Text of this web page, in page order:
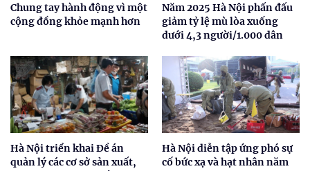
Chung tay hành động vì một
cộng đồng khỏe mạnh hơn
Năm 2025 Hà Nội phấn đấu
giảm tỷ lệ mù lòa xuống
dưới 4,3 người/1.000 dân
Hà Nội triển khai Đề án
quản lý các cơ sở sản xuất,
Hà Nội diễn tập ứng phó sự
cố bức xạ và hạt nhân năm